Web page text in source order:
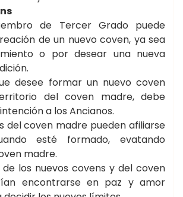
de Tercer Grado puede
de un nuevo coven, ya sea
o por desear una nueva
desee formar un nuevo coven
del coven madre, debe
a los Ancianos.
del coven madre pueden afiliarse
esté formado, evatando
madre.
de los nuevos covens y del coven
encontrarse en paz y amor